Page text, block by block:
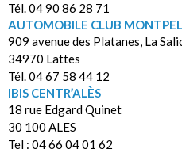
Tél. 04 90 86 28 71
AUTOMOBILE CLUB
909 avenue des Platanes, La
34970 Lattes
Tél. 04 67 58 44 12
IBIS CENTR’ALÈS
18 rue Edgard Quinet
30 100 ALES
Tel : 04 66 04 01 62